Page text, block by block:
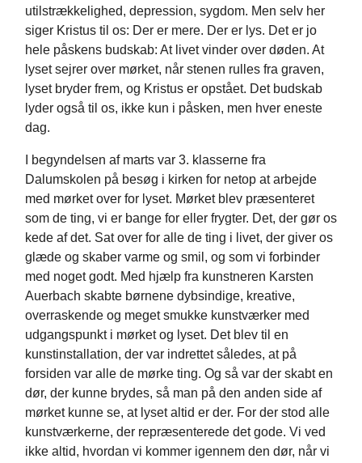
utilstrækkelighed, depression, sygdom. Men selv her
siger Kristus til os: Der er mere. Der er lys. Det er jo
hele påskens budskab: At livet vinder over døden. At
lyset sejrer over mørket, når stenen rulles fra graven,
lyset bryder frem, og Kristus er opstået. Det budskab
lyder også til os, ikke kun i påsken, men hver eneste
dag.
I begyndelsen af marts var 3. klasserne fra
Dalumskolen på besøg i kirken for netop at arbejde
med mørket over for lyset. Mørket blev præsenteret
som de ting, vi er bange for eller frygter. Det, der gør os
kede af det. Sat over for alle de ting i livet, der giver os
glæde og skaber varme og smil, og som vi forbinder
med noget godt. Med hjælp fra kunstneren Karsten
Auerbach skabte børnene dybsindige, kreative,
overraskende og meget smukke kunstværker med
udgangspunkt i mørket og lyset. Det blev til en
kunstinstallation, der var indrettet således, at på
forsiden var alle de mørke ting. Og så var der skabt en
dør, der kunne brydes, så man på den anden side af
mørket kunne se, at lyset altid er der. For der stod alle
kunstværkerne, der repræsenterede det gode. Vi ved
ikke altid, hvordan vi kommer igennem den dør, når vi